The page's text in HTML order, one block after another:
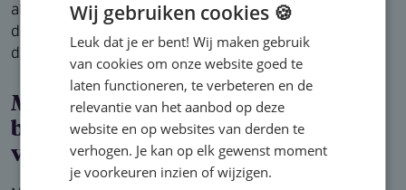
alleen nog een transitievergoeding te betalen over
de afgelopen arbeidsovereenkomst, die één jaar
duurde.
Moet ik ook een transitie­ver­goe­ding
betalen als de werknemer een
verlenging weigert?
Wij gebruiken cookies 🍪
Leuk dat je er bent! Wij maken gebruik
van cookies om onze website goed te
laten functioneren, te verbeteren en de
relevantie van het aanbod op deze
website en op websites van derden te
verhogen. Je kan op elk gewenst moment
je voorkeuren inzien of wijzigen.